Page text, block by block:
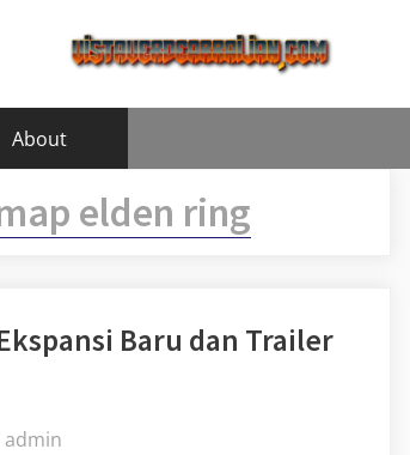
About
elden ring
Baru dan Trailer
By
admin